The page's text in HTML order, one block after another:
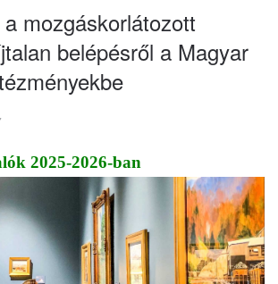
mozgáskorlátozott
belépésről a Magyar
2025-2026-ban